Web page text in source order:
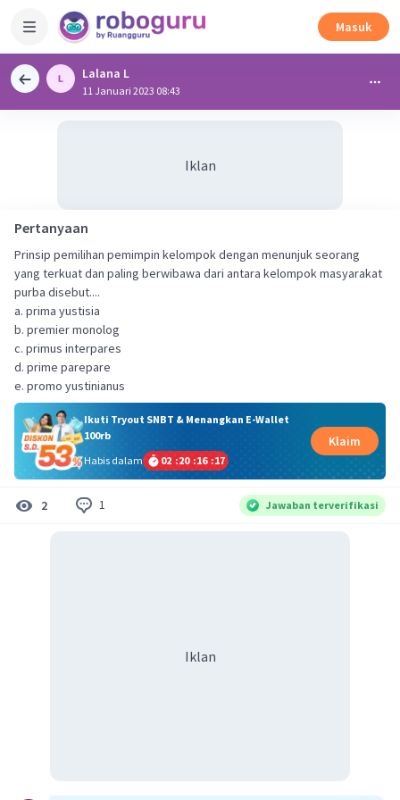
Masuk
Lalana L
11 Januari 2023 08:43
Iklan
Pertanyaan
Prinsip pemilihan pemimpin kelompok dengan menunjuk seorang
yang terkuat dan paling berwibawa dari antara kelompok masyarakat
purba disebut....
a. prima yustisia
b. premier monolog
c. primus interpares
d. prime parepare
e. promo yustinianus
Ikuti Tryout SNBT & Menangkan E-Wallet
100rb
Habis dalam
02 :20 :16 :17
Klaim
2 1 Jawaban terverifikasi
Iklan